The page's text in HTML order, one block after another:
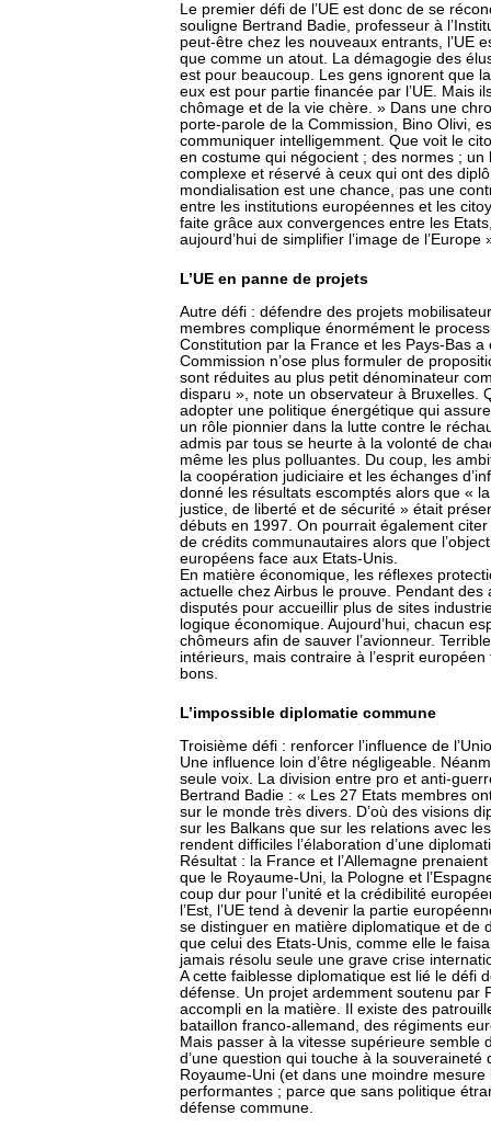
Le premier défi de l’UE est donc de se
souligne Bertrand Badie, professeur à
peut-être chez les nouveaux entrants, l’UE
que comme un atout. La démagogie des
est pour beaucoup. Les gens ignorent que
eux est pour partie financée par l’UE. Mais
chômage et de la vie chère. » Dans une
porte-parole de la Commission, Bino Olivi,
communiquer intelligemment. Que voit le
en costume qui négocient ; des normes ;
complexe et réservé à ceux qui ont des
mondialisation est une chance, pas une
entre les institutions européennes et les
faite grâce aux convergences entre les
aujourd’hui de simplifier l’image de
L’UE en panne de projets
Autre défi : défendre des projets
membres complique énormément le
Constitution par la France et les Pays-Bas
Commission n’ose plus formuler de
sont réduites au plus petit dénominateur
disparu », note un observateur à Bruxelles.
adopter une politique énergétique qui
un rôle pionnier dans la lutte contre le
admis par tous se heurte à la volonté de
même les plus polluantes. Du coup, les
la coopération judiciaire et les échanges
donné les résultats escomptés alors que «
justice, de liberté et de sécurité » était
débuts en 1997. On pourrait également
de crédits communautaires alors que
européens face aux Etats-Unis.
En matière économique, les réflexes
actuelle chez Airbus le prouve. Pendant
disputés pour accueillir plus de sites
logique économique. Aujourd’hui, chacun
chômeurs afin de sauver l’avionneur.
intérieurs, mais contraire à l’esprit
bons.
L’impossible diplomatie commune
Troisième défi : renforcer l’influence de
Une influence loin d’être négligeable.
seule voix. La division entre pro et anti-
Bertrand Badie : « Les 27 Etats membres
sur le monde très divers. D’où des visions
sur les Balkans que sur les relations avec
rendent difficiles l’élaboration d’une
Résultat : la France et l’Allemagne
que le Royaume-Uni, la Pologne et
coup dur pour l’unité et la crédibilité
l’Est, l’UE tend à devenir la partie
se distinguer en matière diplomatique et de
que celui des Etats-Unis, comme elle le
jamais résolu seule une grave crise
A cette faiblesse diplomatique est lié le défi
défense. Un projet ardemment soutenu par
accompli en la matière. Il existe des
bataillon franco-allemand, des régiments
Mais passer à la vitesse supérieure semble
d’une question qui touche à la
Royaume-Uni (et dans une moindre mesure
performantes ; parce que sans politique
défense commune.